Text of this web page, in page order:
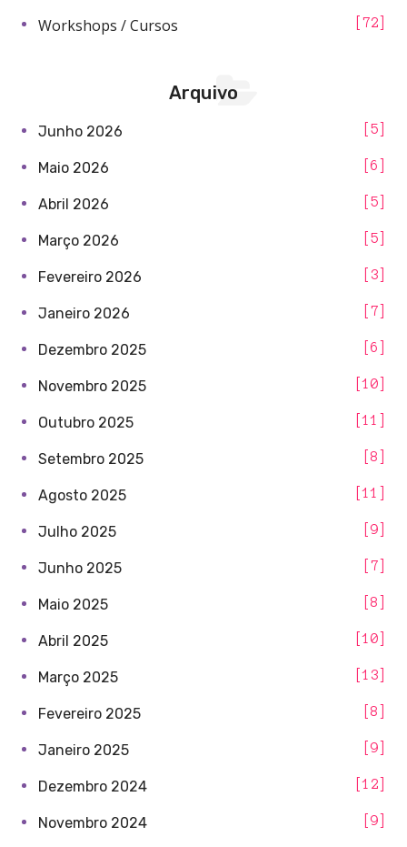
Workshops / Cursos 72
Arquivo
Junho 2026 5
Maio 2026 6
Abril 2026 5
Março 2026 5
Fevereiro 2026 3
Janeiro 2026 7
Dezembro 2025 6
Novembro 2025 10
Outubro 2025 11
Setembro 2025 8
Agosto 2025 11
Julho 2025 9
Junho 2025 7
Maio 2025 8
Abril 2025 10
Março 2025 13
Fevereiro 2025 8
Janeiro 2025 9
Dezembro 2024 12
Novembro 2024 9